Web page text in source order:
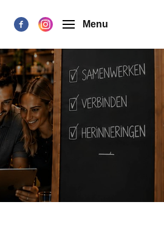
Menu